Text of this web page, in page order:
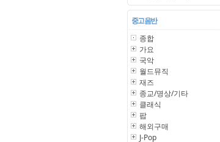
중고 음반
종합
가요
국악
월드뮤직
재즈
종교/명상/기타
클래식
팝
해외구매
J-Pop